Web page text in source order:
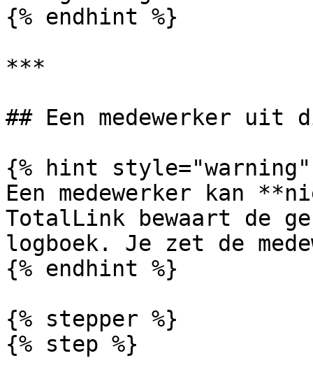
{% endhint %}
***
## Een medewerker uit
{% hint style="warning"
Een medewerker kan
TotalLink bewaart de
logboek. Je zet de
{% endhint %}
{% stepper %}
{% step %}